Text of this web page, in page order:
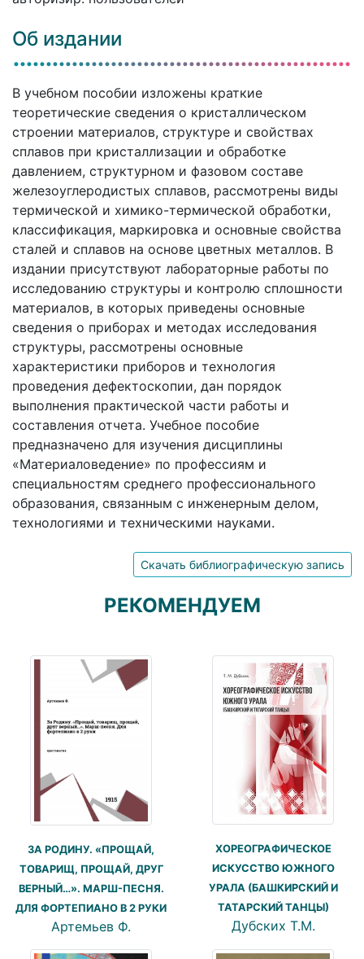
Об издании
В учебном пособии изложены краткие
теоретические сведения о кристаллическом
строении материалов, структуре и свойствах
сплавов при кристаллизации и обработке
давлением, структурном и фазовом составе
железоуглеродистых сплавов, рассмотрены виды
термической и химико-термической обработки,
классификация, маркировка и основные свойства
сталей и сплавов на основе цветных металлов. В
издании присутствуют лабораторные работы по
исследованию структуры и контролю сплошности
материалов, в которых приведены основные
сведения о приборах и методах исследования
структуры, рассмотрены основные
характеристики приборов и технология
проведения дефектоскопии, дан порядок
выполнения практической части работы и
составления отчета. Учебное пособие
предназначено для изучения дисциплины
«Материаловедение» по профессиям и
специальностям среднего профессионального
образования, связанным с инженерным делом,
технологиями и техническими науками.
Скачать библиографическую запись
РЕКОМЕНДУЕМ
ЗА РОДИНУ. «ПРОЩАЙ,
ТОВАРИЩ, ПРОЩАЙ, ДРУГ
ВЕРНЫЙ…». МАРШ-ПЕСНЯ.
ДЛЯ ФОРТЕПИАНО В 2 РУКИ
Артемьев Ф.
ХОРЕОГРАФИЧЕСКОЕ
ИСКУССТВО ЮЖНОГО
УРАЛА (БАШКИРСКИЙ И
ТАТАРСКИЙ ТАНЦЫ)
Дубских Т.М.